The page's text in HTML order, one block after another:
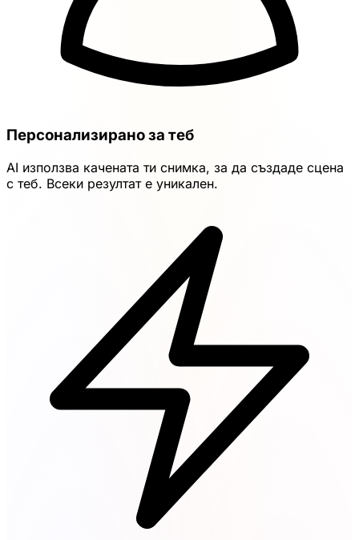
Персонализирано за теб
AI използва качената ти снимка, за да създаде сцена
с теб. Всеки резултат е уникален.